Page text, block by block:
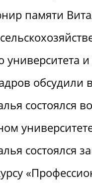
памяти
состоялся